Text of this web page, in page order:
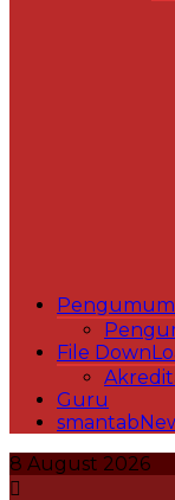
File
Guru
8 August 2026